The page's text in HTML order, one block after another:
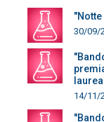
30/09/
14/11/